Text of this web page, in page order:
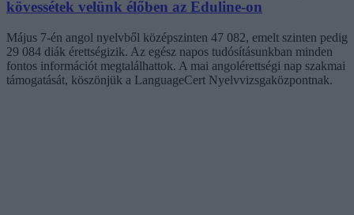
kövessétek velünk élőben az Eduline-on
Május 7-én angol nyelvből középszinten 47 082, emelt szinten pedig
29 084 diák érettségizik. Az egész napos tudósításunkban minden
fontos információt megtalálhattok. A mai angolérettségi nap szakmai
támogatását, köszönjük a LanguageCert Nyelvvizsgaközpontnak.